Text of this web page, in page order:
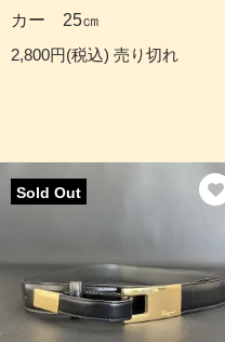
カー 25㎝
2,800円(税込) 売り切れ
Sold Out